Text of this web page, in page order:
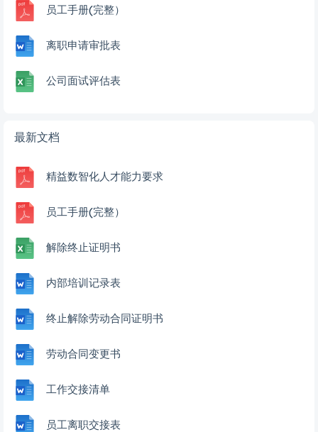
员工手册(完整）
离职申请审批表
公司面试评估表
最新文档
精益数智化人才能力要求
员工手册(完整）
解除终止证明书
内部培训记录表
终止解除劳动合同证明书
劳动合同变更书
工作交接清单
员工离职交接表